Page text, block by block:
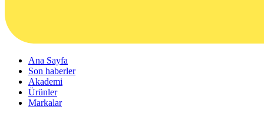
Ana Sayfa
Son haberler
Akademi
Ürünler
Markalar